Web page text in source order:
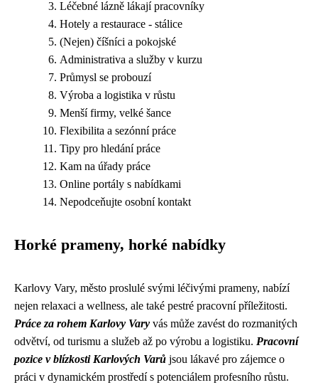
Léčebné lázně lákají pracovníky
Hotely a restaurace - stálice
(Nejen) číšníci a pokojské
Administrativa a služby v kurzu
Průmysl se probouzí
Výroba a logistika v růstu
Menší firmy, velké šance
Flexibilita a sezónní práce
Tipy pro hledání práce
Kam na úřady práce
Online portály s nabídkami
Nepodceňujte osobní kontakt
Horké prameny, horké nabídky
Karlovy Vary, město proslulé svými léčivými prameny, nabízí
nejen relaxaci a wellness, ale také pestré pracovní příležitosti.
Práce za rohem Karlovy Vary vás může zavést do rozmanitých
odvětví, od turismu a služeb až po výrobu a logistiku. Pracovní
pozice v blízkosti Karlových Varů jsou lákavé pro zájemce o
práci v dynamickém prostředí s potenciálem profesního růstu.